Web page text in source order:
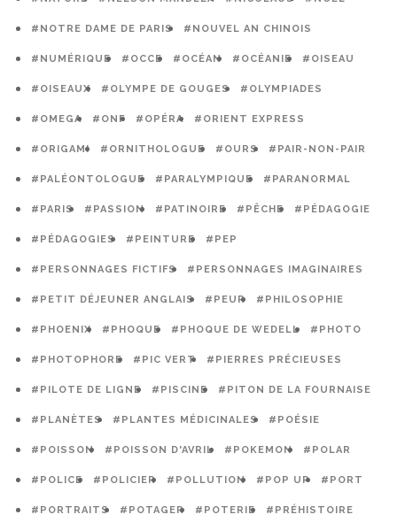
#NOTRE DAME DE PARIS #NOUVEL AN CHINOIS
#NUMÉRIQUE #OCCE #OCÉAN #OCÉANIE #OISEAU
#OISEAUX #OLYMPE DE GOUGES #OLYMPIADES
#OMEGA #ONF #OPÉRA #ORIENT EXPRESS
#ORIGAMI #ORNITHOLOGUE #OURS #PAIR-NON-PAIR
#PALÉONTOLOGUE #PARALYMPIQUE #PARANORMAL
#PARIS #PASSION #PATINOIRE #PÊCHE #PÉDAGOGIE
#PÉDAGOGIES #PEINTURE #PEP
#PERSONNAGES FICTIFS #PERSONNAGES IMAGINAIRES
#PETIT DÉJEUNER ANGLAIS #PEUR #PHILOSOPHIE
#PHOENIX #PHOQUE #PHOQUE DE WEDELL #PHOTO
#PHOTOPHORE #PIC VERT #PIERRES PRÉCIEUSES
#PILOTE DE LIGNE #PISCINE #PITON DE LA FOURNAISE
#PLANÈTES #PLANTES MÉDICINALES #POÉSIE
#POISSON #POISSON D'AVRIL #POKEMON #POLAR
#POLICE #POLICIER #POLLUTION #POP UP #PORT
#PORTRAITS #POTAGER #POTERIE #PRÉHISTOIRE